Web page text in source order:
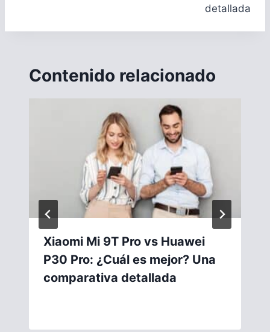
detallada
Contenido relacionado
Xiaomi Mi 9T Pro vs Huawei
P30 Pro: ¿Cuál es mejor? Una
comparativa detallada